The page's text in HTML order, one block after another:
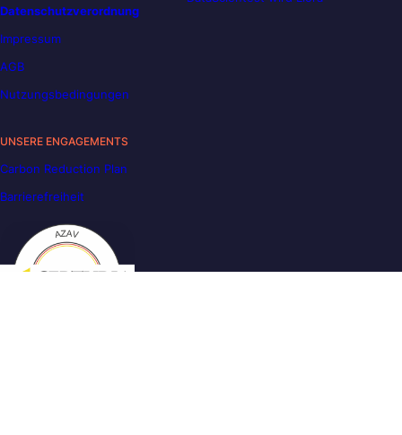
Datenschutzverordnung
Impressum
AGB
Nutzungsbedingungen
UNSERE ENGAGEMENTS
Carbon Reduction Plan
Barrierefreiheit